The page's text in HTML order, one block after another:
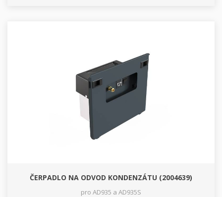
ČERPADLO NA ODVOD KONDENZÁTU (2004639)
pro AD935 a AD935S